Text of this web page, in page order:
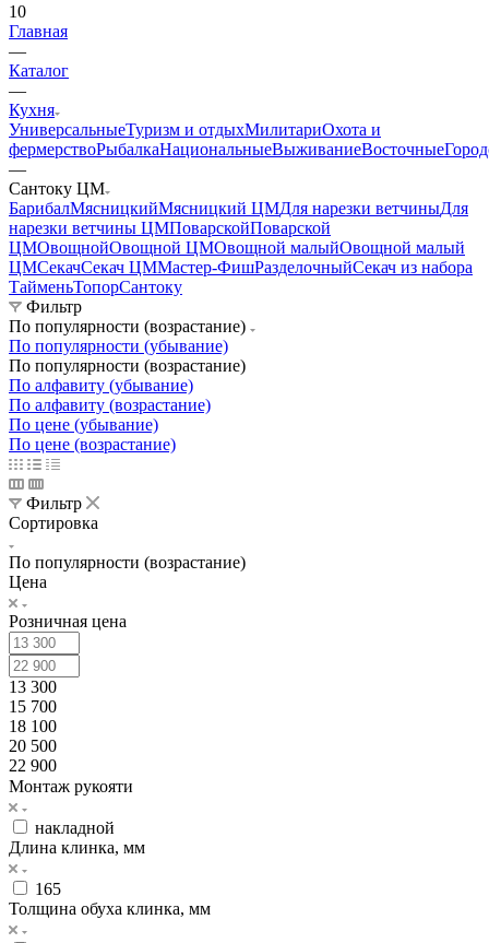
10
Главная
—
Каталог
—
Кухня
УниверсальныеТуризм и отдыхМилитариОхота и
фермерствоРыбалкаНациональныеВыживаниеВосточные
—
Сантоку ЦМ
БарибалМясницкийМясницкий ЦМДля нарезки ветчиныДля
нарезки ветчины ЦМПоварскойПоварской
ЦМОвощнойОвощной ЦМОвощной малыйОвощной малый
ЦМСекачСекач ЦММастер-ФишРазделочныйСекач из набора
ТайменьТопорСантоку
Фильтр
По популярности (возрастание)
По популярности (убывание)
По популярности (возрастание)
По алфавиту (убывание)
По алфавиту (возрастание)
По цене (убывание)
По цене (возрастание)
Фильтр
Сортировка
По популярности (возрастание)
Цена
Розничная цена
13 300
15 700
18 100
20 500
22 900
Монтаж рукояти
накладной
Длина клинка, мм
165
Толщина обуха клинка, мм